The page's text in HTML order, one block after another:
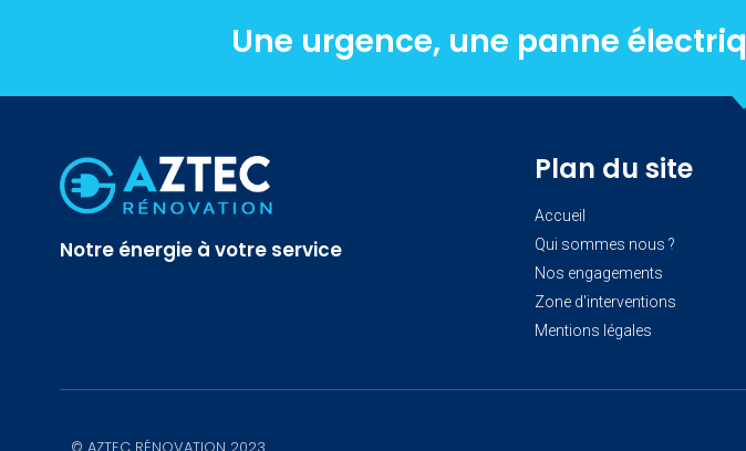
Une urgence, une panne
Notre énergie à votre service
Plan du site
Accueil
Qui sommes nous ?
Nos engagements
Zone d'interventions
Mentions légales